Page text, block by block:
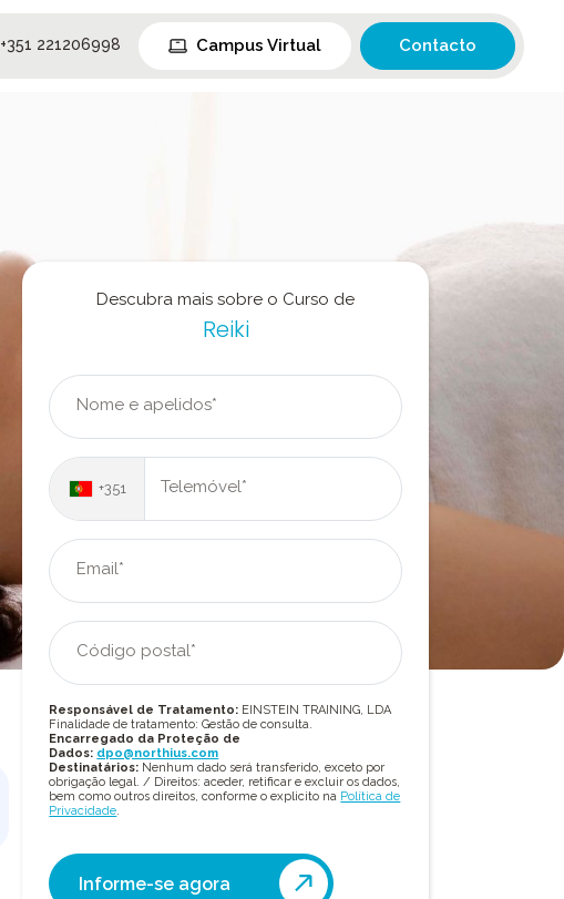
+351 221206998 Campus Virtual Contacto
Descubra mais sobre o Curso de
Reiki
Nome e apelidos*
+351 Telemóvel*
Email*
Código postal*
Responsável de Tratamento: EINSTEIN TRAINING, LDA
Finalidade de tratamento: Gestão de consulta.
Encarregado da Proteção de
Dados: dpo@northius.com
Destinatários: Nenhum dado será transferido, exceto por
obrigação legal. / Direitos: aceder, retificar e excluir os dados,
bem como outros direitos, conforme o explicito na Política de
Privacidade.
Informe-se agora